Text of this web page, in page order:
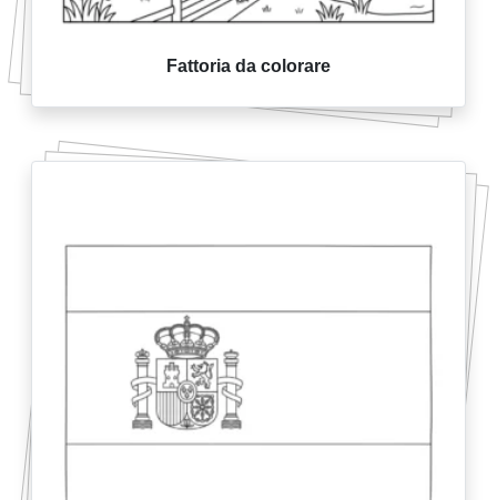
Fattoria da colorare